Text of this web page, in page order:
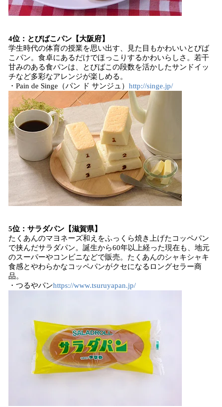
4位：とびばこパン【大阪府】
学生時代の体育の授業を思い出す、見た目もかわいいとびば
こパン。食卓にあるだけでほっこりするかわいらしさ。若干
甘みのある食パンは、とびばこの段数を活かしたサンドイッ
チなど多彩なアレンジが楽しめる。
・Pain de Singe（パン ド サンジュ） http://singe.jp/
5位：サラダパン【滋賀県】
たくあんのマヨネーズ和えをふっくら焼き上げたコッペパン
で挟んだサラダパン。誕生から60年以上経った現在も、地元
のスーパーやコンビニなどで販売。たくあんのシャキシャキ
食感とやわらかなコッペパンがクセになるロングセラー商
品。
・つるやパンhttps://www.tsuruyapan.jp/